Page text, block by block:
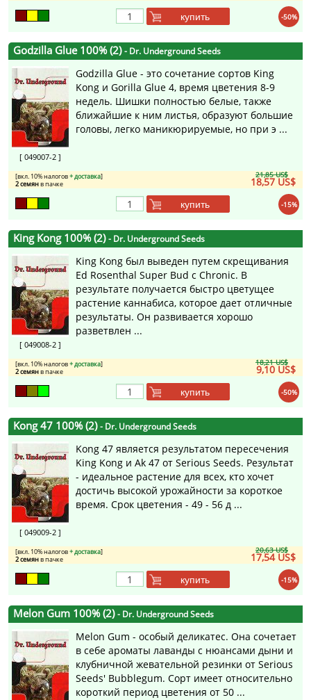
-50%
купить
Godzilla Glue 100% (2) - Dr. Underground Seeds
[ 049007-2 ]
Godzilla Glue - это сочетание сортов King
Kong и Gorilla Glue 4, время цветения 8-9
недель. Шишки полностью белые, также
ближайшие к ним листья, образуют большие
головы, легко маникюрируемые, но при э ...
21,85 US$
18,57 US$
[вкл. 10% налогов+ доставка]
2 семянв пачке
-15%
купить
King Kong 100% (2) - Dr. Underground Seeds
[ 049008-2 ]
King Kong был выведен путем скрещивания
Ed Rosenthal Super Bud с Chronic. В
результате получается быстро цветущее
растение каннабиса, которое дает отличные
результаты. Он развивается хорошо
разветвлен ...
18,21 US$
9,10 US$
[вкл. 10% налогов+ доставка]
2 семянв пачке
-50%
купить
Kong 47 100% (2) - Dr. Underground Seeds
[ 049009-2 ]
Kong 47 является результатом пересечения
King Kong и Ak 47 от Serious Seeds. Результат
- идеальное растение для всех, кто хочет
достичь высокой урожайности за короткое
время. Срок цветения - 49 - 56 д ...
20,63 US$
17,54 US$
[вкл. 10% налогов+ доставка]
2 семянв пачке
-15%
купить
Melon Gum 100% (2) - Dr. Underground Seeds
Melon Gum - особый деликатес. Она сочетает
в себе ароматы лаванды с нюансами дыни и
клубничной жевательной резинки от Serious
Seeds' Bubblegum. Сорт имеет относительно
короткий период цветения от 50 ...